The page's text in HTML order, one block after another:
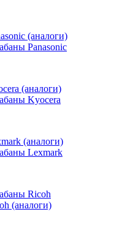
(аналоги)
Panasonic
(аналоги)
Kyocera
(аналоги)
Lexmark
Ricoh
(аналоги)